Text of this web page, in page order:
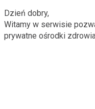
Dzień dobry,
Witamy w serwisie
prywatne ośrodki